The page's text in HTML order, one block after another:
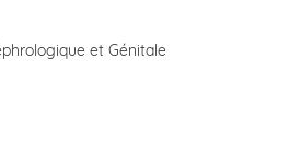
et Génitale